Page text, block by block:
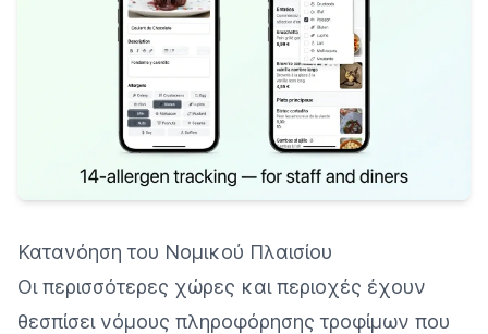
Κατανόηση του Νομικού Πλαισίου
Οι περισσότερες χώρες και περιοχές έχουν
θεσπίσει νόμους πληροφόρησης τροφίμων που